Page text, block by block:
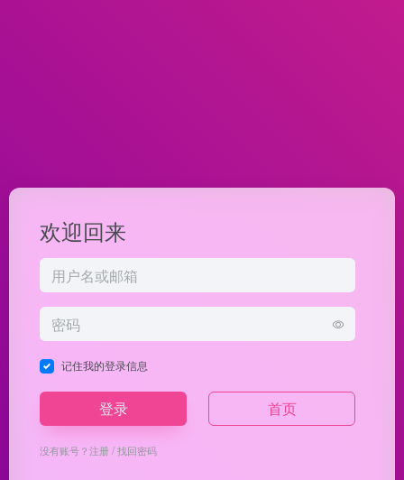
欢迎回来
记住我的登录信息
登录 首页
没有账号？注册/找回密码